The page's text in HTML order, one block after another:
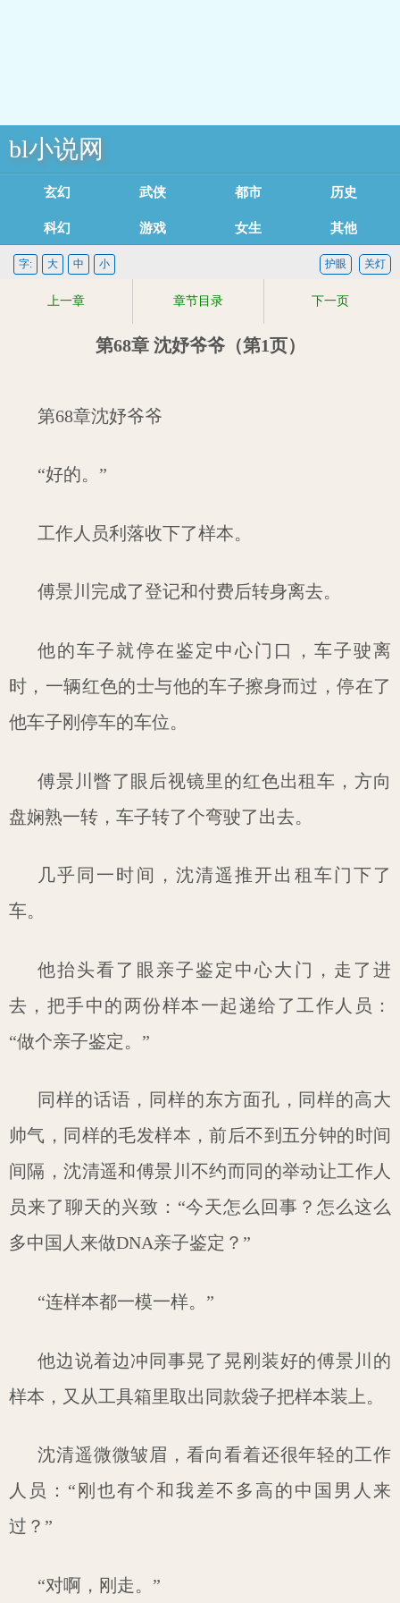
bl小说网
玄幻魔法 武侠修真 都市言情 历史军事
科幻灵异 游戏竞技 女生耽美 其他类型
足迹记录
字: 大 中 小 关灯
护眼
第68章 沈妤爷爷（第1页）
上一章 章节目录 下一页
第68章沈妤爷爷
“好的。”
工作人员利落收下了样本。
傅景川完成了登记和付费后转身离去。
他的车子就停在鉴定中心门口，车子驶离
时，一辆红色的士与他的车子擦身而过，停在了
他车子刚停车的车位。
傅景川瞥了眼后视镜里的红色出租车，方向
盘娴熟一转，车子转了个弯驶了出去。
几乎同一时间，沈清遥推开出租车门下了
车。
他抬头看了眼亲子鉴定中心大门，走了进
去，把手中的两份样本一起递给了工作人员：
“做个亲子鉴定。”
同样的话语，同样的东方面孔，同样的高大
帅气，同样的毛发样本，前后不到五分钟的时间
间隔，沈清遥和傅景川不约而同的举动让工作人
员来了聊天的兴致：“今天怎么回事？怎么这么
多中国人来做DNA亲子鉴定？”
“连样本都一模一样。”
他边说着边冲同事晃了晃刚装好的傅景川的
样本，又从工具箱里取出同款袋子把样本装上。
沈清遥微微皱眉，看向看着还很年轻的工作
人员：“刚也有个和我差不多高的中国男人来
过？”
“对啊，刚走。”